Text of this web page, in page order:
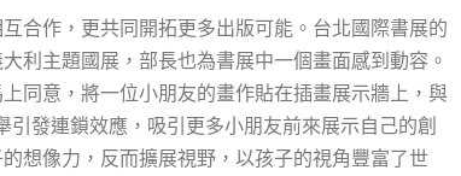
合作，更共同開拓更多出版可能。台北國際書展的
利主題國展，部長也為書展中一個畫面感到動容。
同意，將一位小朋友的畫作貼在插畫展示牆上，與
發連鎖效應，吸引更多小朋友前來展示自己的創
想像力，反而擴展視野，以孩子的視角豐富了世